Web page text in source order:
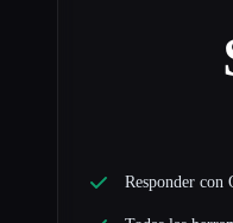
Responder con